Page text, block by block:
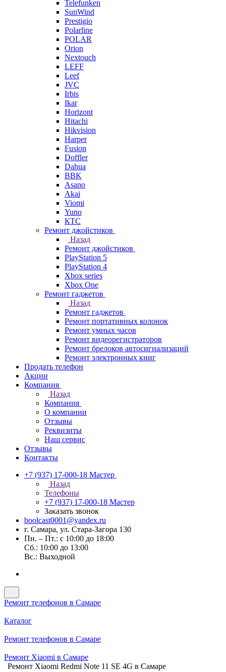
Telefunken
SunWind
Prestigio
Polarline
POLAR
Orion
Nextouch
LEFF
Leef
JVC
Irbis
Ikar
Horizont
Hitachi
Hikvision
Harper
Fusion
Doffler
Dahua
BBK
Asano
Akai
Viomi
Yuno
КТС
Ремонт джойстиков
Назад
Ремонт джойстиков
PlayStation 5
PlayStation 4
Xbox series
Xbox One
Ремонт гаджетов
Назад
Ремонт гаджетов
Ремонт портативных колонок
Ремонт умных часов
Ремонт видеорегистраторов
Ремонт брелоков автосигнализаций
Ремонт электронных книг
Продать телефон
Акции
Компания
Назад
Компания
О компании
Отзывы
Реквизиты
Наш сервис
Отзывы
Контакты
+7 (937) 17-000-18 Мастер
Назад
Телефоны
+7 (937) 17-000-18 Мастер
Заказать звонок
boolcast0001@yandex.ru
г. Самара, ул. Стара-Загора 130
Пн. – Пт.: с 10:00 до 18:00
Сб.: 10:00 до 13:00
Вс.: Выходной
Ремонт телефонов в Самаре
Каталог
Ремонт телефонов в Самаре
Ремонт Xiaomi в Самаре
Ремонт Xiaomi Redmi Note 11 SE 4G в Самаре